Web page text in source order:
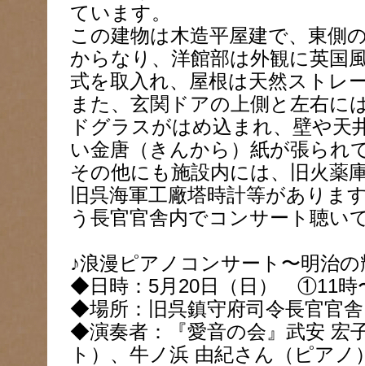
ています。
この建物は木造平屋建で、東側
からなり、洋館部は外観に英国
式を取入れ、屋根は天然ストレ
また、玄関ドアの上側と左右に
ドグラスがはめ込まれ、壁や天
い金唐（きんから）紙が張られ
その他にも施設内には、旧火薬
旧呉海軍工廠塔時計等がありま
う長官官舎内でコンサート聴い
♪浪漫ピアノコンサート〜明治
◆日時：5月20日（日） ①11
◆場所：旧呉鎮守府司令長官
◆演奏者：『愛音の会』武安 宏
ト）、牛ノ浜 由紀さん（ピアノ